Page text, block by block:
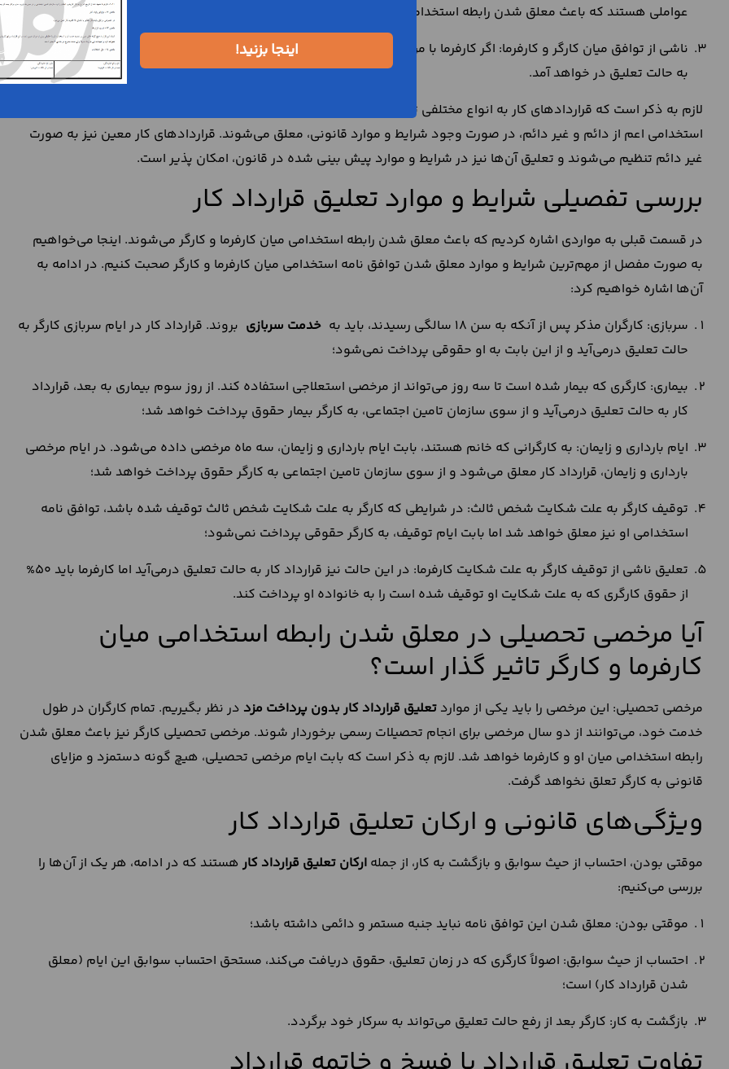
عواملی هستند که باعث معلق شدن رابطه استخدامی میان کارپذیر و کارفرما خواهند شد؛
ناشی از توافق میان کارگر و کارفرما: اگر کارفرما با مرخصی بدون حقوق و مرخصی تحصیلی کارپذیر موافقت کند نیز قرارداد کار
به حالت تعلیق در خواهد آمد.
لازم به ذکر است که قراردادهای کار به انواع مختلفی تقسیم شده و ممکن است که دائم و غیر دائم باشند. تمام قرارداهای
استخدامی اعم از دائم و غیر دائم، در صورت وجود شرایط و موارد قانونی، معلق می‌شوند. قراردادهای کار معین نیز به صورت
غیر دائم تنظیم می‌شوند و تعلیق آن‌ها نیز در شرایط و موارد پیش بینی شده در قانون، امکان پذیر است.
بررسی تفصیلی شرایط و موارد تعلیق قرارداد کار
در قسمت قبلی به مواردی اشاره کردیم که باعث معلق شدن رابطه استخدامی میان کارفرما و کارگر می‌شوند. اینجا می‌خواهیم
به صورت مفصل از مهم‌ترین شرایط و موارد معلق شدن توافق نامه استخدامی میان کارفرما و کارگر صحبت کنیم. در ادامه به
آن‌ها اشاره خواهیم کرد:
سربازی: کارگران مذکر پس از آنکه به سن 18 سالگی رسیدند، باید به
خدمت سربازی بروند. قرارداد کار در ایام سربازی کارگر به
حالت تعلیق درمی‌آید و از این بابت به او حقوقی پرداخت نمی‌شود؛
بیماری: کارگری که بیمار شده است تا سه روز می‌تواند از مرخصی استعلاجی استفاده کند. از روز سوم بیماری به بعد، قرارداد
کار به حالت تعلیق درمی‌آید و از سوی سازمان تامین اجتماعی، به کارگر بیمار حقوق پرداخت خواهد شد؛
ایام بارداری و زایمان: به کارگرانی که خانم هستند، بابت ایام بارداری و زایمان، سه ماه مرخصی داده می‌شود. در ایام مرخصی
بارداری و زایمان، قرارداد کار معلق می‌شود و از سوی سازمان تامین اجتماعی به کارگر حقوق پرداخت خواهد شد؛
توقیف کارگر به علت شکایت شخص ثالث: در شرایطی که کارگر به علت شکایت شخص ثالث توقیف شده باشد، توافق نامه
استخدامی او نیز معلق خواهد شد اما بابت ایام توقیف، به کارگر حقوقی پرداخت نمی‌شود؛
تعلیق ناشی از توقیف کارگر به علت شکایت کارفرما: در این حالت نیز قرارداد کار به حالت تعلیق درمی‌آید اما کارفرما باید 50%
از حقوق کارگری که به علت شکایت او توقیف شده است را به خانواده او پرداخت کند.
آیا مرخصی تحصیلی در معلق شدن رابطه استخدامی میان
کارفرما و کارگر تاثیر گذار است؟
مرخصی تحصیلی: این مرخصی را باید یکی از موارد تعلیق قرارداد کار بدون پرداخت مزد در نظر بگیریم. تمام کارگران در طول
خدمت خود، می‌توانند از دو سال مرخصی برای انجام تحصیلات رسمی برخوردار شوند. مرخصی تحصیلی کارگر نیز باعث معلق شدن
رابطه استخدامی میان او و کارفرما خواهد شد. لازم به ذکر است که بابت ایام مرخصی تحصیلی، هیچ گونه دستمزد و مزایای
قانونی به کارگر تعلق نخواهد گرفت.
ویژگی‌های قانونی و ارکان تعلیق قرارداد کار
موقتی بودن، احتساب از حیث سوابق و بازگشت به کار، از جمله ارکان تعلیق قرارداد کار هستند که در ادامه، هر یک از آن‌ها را
بررسی می‌کنیم:
موقتی بودن: معلق شدن این توافق نامه نباید جنبه مستمر و دائمی داشته باشد؛
احتساب از حیث سوابق: اصولاً کارگری که در زمان تعلیق، حقوق دریافت می‌کند، مستحق احتساب سوابق این ایام (معلق
شدن قرارداد کار) است؛
بازگشت به کار: کارگر بعد از رفع حالت تعلیق می‌تواند به سرکار خود برگردد.
اینجا بزنید!